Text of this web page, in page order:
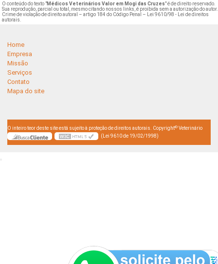
O conteúdo do texto "Médicos Veterinários Valor em Mogi das Cruzes" é de direito reservado.
Sua reprodução, parcial ou total, mesmo citando nossos links, é proibida sem a autorização do autor.
Crime de violação de direito autoral – artigo 184 do Código Penal –
Lei 9610/98 - Lei de direitos
autorais
Home
Empresa
Missão
Serviços
Contato
Mapa do site
O inteiro teor deste site está sujeito à proteção de direitos autorais. Copyright© Veterinário
(Lei 9610 de 19/02/1998)